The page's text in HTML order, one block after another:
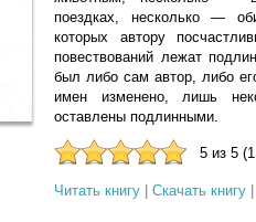
поездках, несколько —
которых автору
повествований лежат
был либо сам автор, либо
имен изменено, лишь
оставлены подлинными.
5 из 5
Читать книгу Скачать книгу